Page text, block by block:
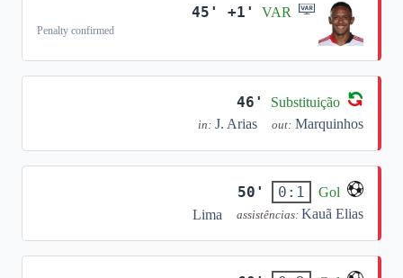
45' +1' VAR
Penalty confirmed
46' Substituição
in: J. Arias out: Marquinhos
50' 0:1
Gol
Lima
assistências: Kauã Elias